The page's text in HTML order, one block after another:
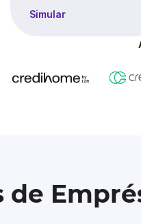
Simular
de